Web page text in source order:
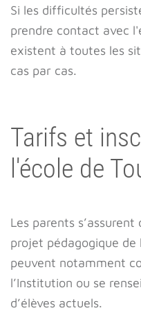
Si les difficultés
prendre contact avec
existent à toutes les
cas par cas.
Tarifs et
l'école de
Les parents
projet pédagogique
peuvent notamment
l’Institution ou se
d’élèves actuels.